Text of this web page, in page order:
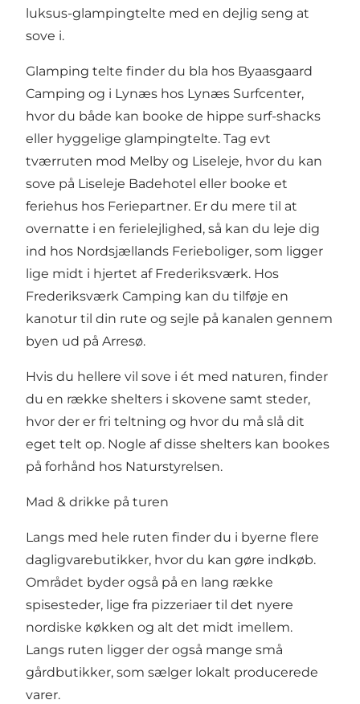
luksus-glampingtelte med en dejlig seng at
sove i.
Glamping telte finder du bla hos Byaasgaard
Camping og i Lynæs hos Lynæs Surfcenter,
hvor du både kan booke de hippe surf-shacks
eller hyggelige glampingtelte. Tag evt
tværruten mod Melby og Liseleje, hvor du kan
sove på Liseleje Badehotel eller booke et
feriehus hos Feriepartner. Er du mere til at
overnatte i en ferielejlighed, så kan du leje dig
ind hos Nordsjællands Ferieboliger, som ligger
lige midt i hjertet af Frederiksværk. Hos
Frederiksværk Camping kan du tilføje en
kanotur til din rute og sejle på kanalen gennem
byen ud på Arresø.
Hvis du hellere vil sove i ét med naturen, finder
du en række shelters i skovene samt steder,
hvor der er fri teltning og hvor du må slå dit
eget telt op. Nogle af disse shelters kan bookes
på forhånd hos Naturstyrelsen.
Mad & drikke på turen
Langs med hele ruten finder du i byerne flere
dagligvarebutikker, hvor du kan gøre indkøb.
Området byder også på en lang række
spisesteder, lige fra pizzeriaer til det nyere
nordiske køkken og alt det midt imellem.
Langs ruten ligger der også mange små
gårdbutikker, som sælger lokalt producerede
varer.